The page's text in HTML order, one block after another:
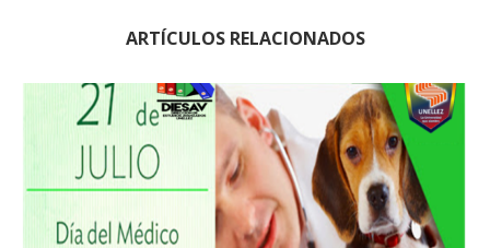
ARTÍCULOS RELACIONADOS